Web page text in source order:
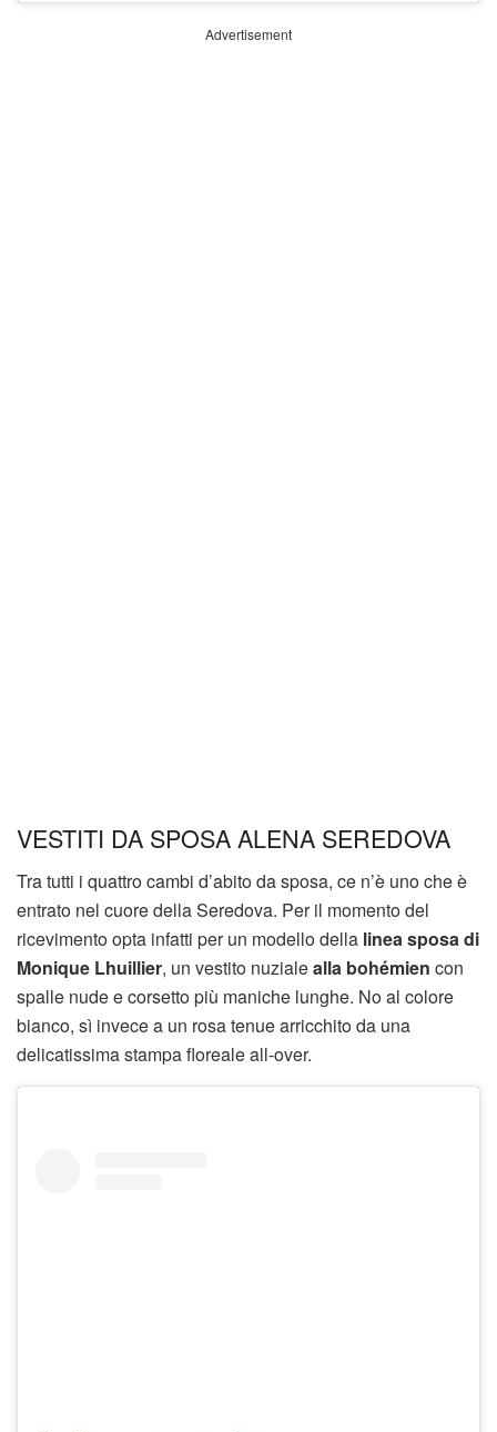
Advertisement
VESTITI DA SPOSA ALENA SEREDOVA
Tra tutti i quattro cambi d’abito da sposa, ce n’è uno che è
entrato nel cuore della Seredova. Per il momento del
ricevimento opta infatti per un modello della linea sposa di
Monique Lhuillier, un vestito nuzialealla bohémien con
spalle nude e corsetto più maniche lunghe. No al colore
bianco, sì invece a un rosa tenue arricchito da una
delicatissima stampa floreale all-over.